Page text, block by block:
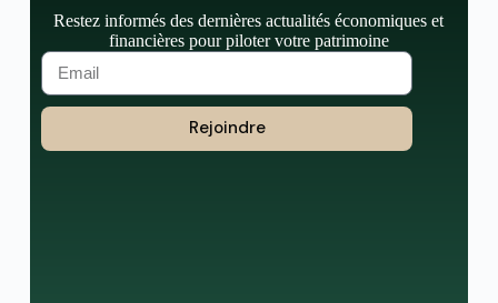
Restez informés des dernières actualités économiques et
financières pour piloter votre patrimoine
Rejoindre